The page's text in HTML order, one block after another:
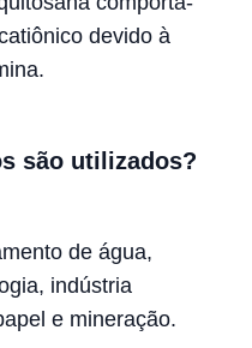
devido à
são utilizados?
de água,
indústria
e mineração.